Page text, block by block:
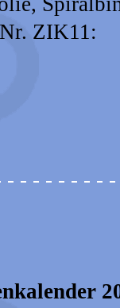
Nr.
- - - - - - - -